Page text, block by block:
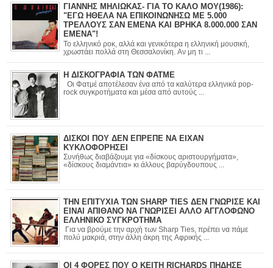
ΓΙΑΝΝΗΣ ΜΗΛΙΩΚΑΣ- ΓΙΑ ΤΟ ΚΑΛΟ ΜΟΥ(1986):
"ΕΓΩ ΗΘΕΛΑ ΝΑ ΕΠΙΚΟΙΝΩΝΗΣΩ ΜΕ 5.000
ΤΡΕΛΛΟΥΣ ΣΑΝ ΕΜΕΝΑ ΚΑΙ ΒΡΗΚΑ 8.000.000 ΣΑΝ
ΕΜΕΝΑ"!
Το ελληνικό ροκ, αλλά και γενικότερα η ελληνική μουσική,
χρωστάει πολλά στη Θεσσαλονίκη. Αν μη τι ...
Η ΔΙΣΚΟΓΡΑΦΙΑ ΤΩΝ ΦΑΤΜΕ
Οι Φατμέ αποτέλεσαν ένα από τα καλύτερα ελληνικά pop-
rock συγκροτήματα και μέσα από αυτούς ...
ΔΙΣΚΟΙ ΠΟΥ ΔΕΝ ΕΠΡΕΠΕ ΝΑ ΕΙΧΑΝ
ΚΥΚΛΟΦΟΡΗΣΕΙ
Συνήθως διαβάζουμε για «δίσκους αριστουργήματα»,
«δίσκους διαμάντια» κι άλλους βαρύγδουπους ...
ΤΗΝ ΕΠΙΤΥΧΙΑ ΤΩΝ SHARP TIES ΔΕΝ ΓΝΩΡΙΣΕ ΚΑΙ
ΕΙΝΑΙ ΑΠΙΘΑΝΟ ΝΑ ΓΝΩΡΙΣΕΙ ΑΛΛΟ ΑΓΓΛΟΦΩΝΟ
ΕΛΛΗΝΙΚΟ ΣΥΓΚΡΟΤΗΜΑ
Για να βρούμε την αρχή των Sharp Ties, πρέπει να πάμε
πολύ μακριά, στην άλλη άκρη της Αφρικής ...
ΟΙ 4 ΦΟΡΕΣ ΠΟΥ Ο KEITH RICHARDS ΠΗΔΗΣΕ